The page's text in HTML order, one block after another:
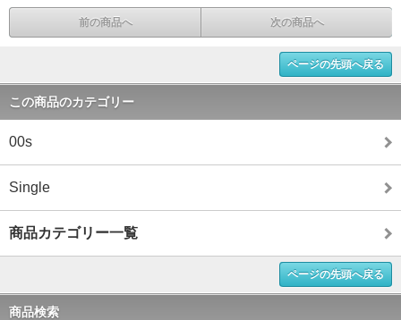
前の商品へ 次の商品へ
ページの先頭へ戻る
この商品のカテゴリー
00s
Single
商品カテゴリー一覧
ページの先頭へ戻る
商品検索